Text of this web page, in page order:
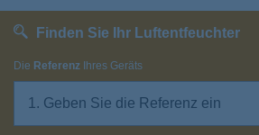
Finden Sie Ihr Luftentfeuchter
Die Referenz Ihres Geräts